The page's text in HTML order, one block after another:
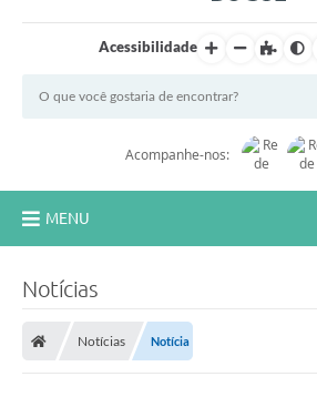
Acessibilidade
Acompanhe-nos:
MENU
Notícias
Notícias Notícia